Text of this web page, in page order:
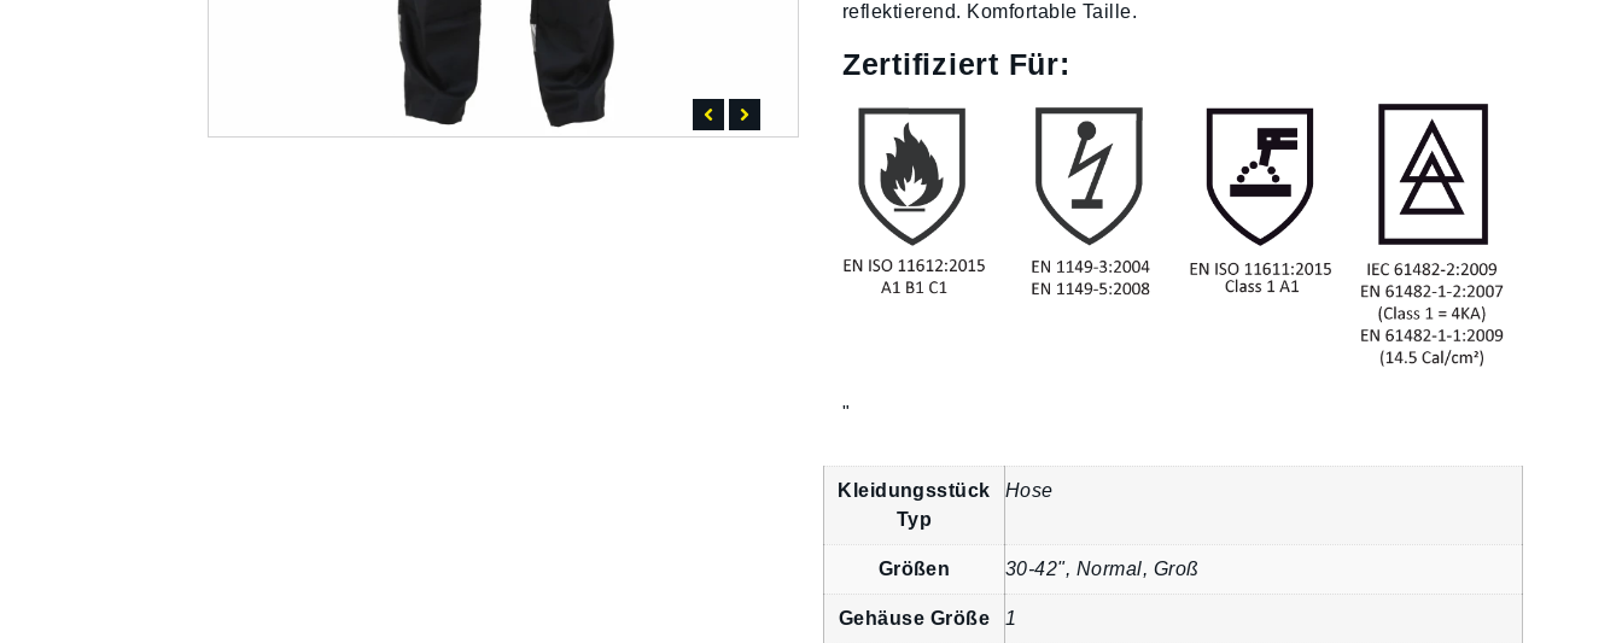
reflektierend. Komfortable Taille.
Zertifiziert Für:
"
Kleidungsstück
Typ
Hose
Größen 30-42", Normal, Groß
Gehäuse Größe 1